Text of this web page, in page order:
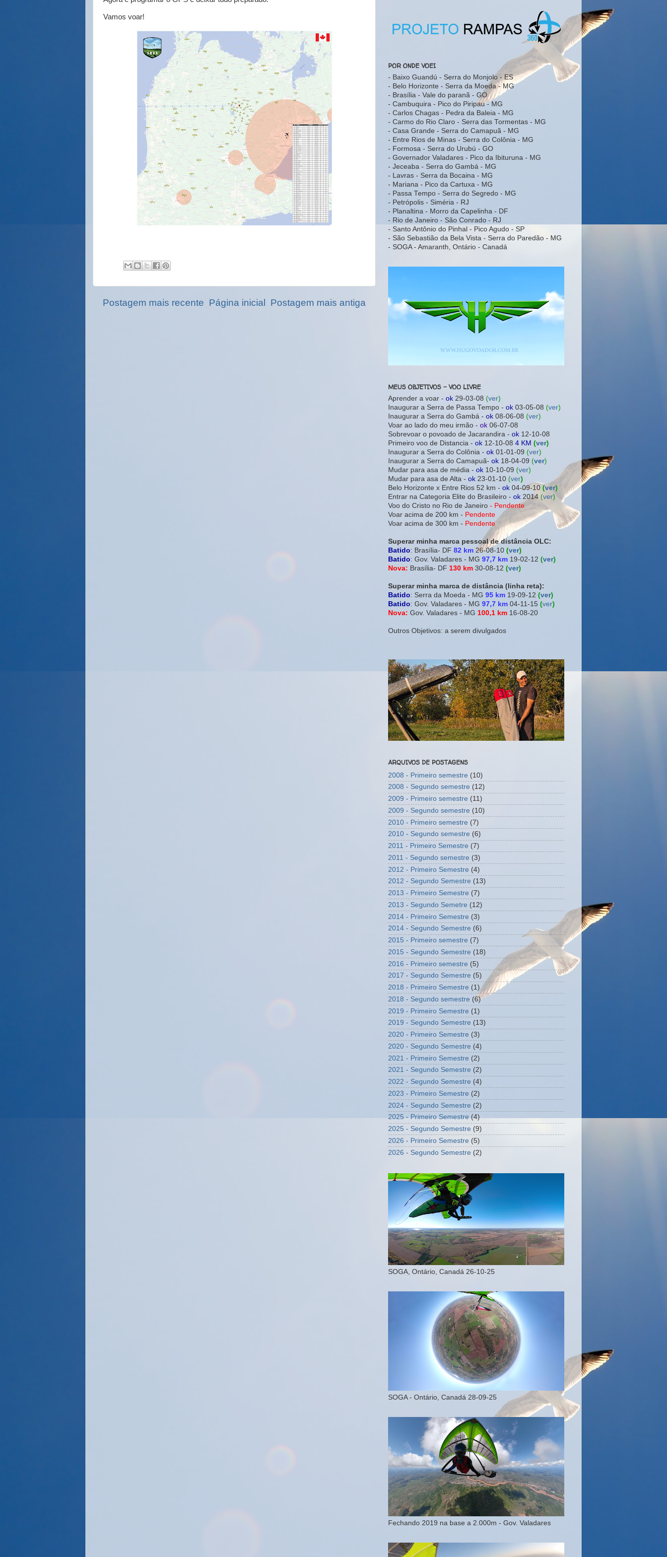
Vamos voar!
Postagem mais recente Postagem mais antiga
Página inicial
POR ONDE VOEI
- Baixo Guandú - Serra do Monjolo - ES
- Belo Horizonte - Serra da Moeda - MG
- Brasília - Vale do paranã - GO
- Cambuquira - Pico do Piripau - MG
- Carlos Chagas - Pedra da Baleia - MG
- Carmo do Rio Claro - Serra das Tormentas - MG
- Casa Grande - Serra do Camapuã - MG
- Entre Rios de Minas - Serra do Colônia - MG
- Formosa - Serra do Urubú - GO
- Governador Valadares - Pico da Ibituruna - MG
- Jeceaba - Serra do Gambá - MG
- Lavras - Serra da Bocaina - MG
- Mariana - Pico da Cartuxa - MG
- Passa Tempo - Serra do Segredo - MG
- Petrópolis - Siméria - RJ
- Planaltina - Morro da Capelinha - DF
- Rio de Janeiro - São Conrado - RJ
- Santo Antônio do Pinhal - Pico Agudo - SP
- São Sebastião da Bela Vista - Serra do Paredão - MG
- SOGA - Amaranth, Ontário - Canadá
MEUS OBJETIVOS - VOO LIVRE
Aprender a voar - ok 29-03-08 (ver)
Inaugurar a Serra de Passa Tempo - ok 03-05-08 (ver)
Inaugurar a Serra do Gambá - ok 08-06-08 (ver)
Voar ao lado do meu irmão - ok 06-07-08
Sobrevoar o povoado de Jacarandira - ok 12-10-08
Primeiro voo de Distancia - ok 12-10-08 4 KM (ver)
Inaugurar a Serra do Colônia - ok 01-01-09 (ver)
Inaugurar a Serra do Camapuã- ok 18-04-09 (ver)
Mudar para asa de média - ok 10-10-09 (ver)
Mudar para asa de Alta - ok 23-01-10 (ver)
Belo Horizonte x Entre Rios 52 km - ok 04-09-10 (ver)
Entrar na Categoria Elite do Brasileiro - ok 2014 (ver)
Voo do Cristo no Rio de Janeiro - Pendente
Voar acima de 200 km - Pendente
Voar acima de 300 km - Pendente
Superar minha marca pessoal de distância OLC:
Batido: Brasília- DF 82 km 26-08-10 (ver)
Batido: Gov. Valadares - MG 97,7 km 19-02-12 (ver)
Nova: Brasília- DF 130 km 30-08-12 (ver)
Superar minha marca de distância (linha reta):
Batido: Serra da Moeda - MG 95 km 19-09-12 (ver)
Batido: Gov. Valadares - MG 97,7 km 04-11-15 (ver)
Nova: Gov. Valadares - MG 100,1 km 16-08-20
Outros Objetivos: a serem divulgados
ARQUIVOS DE POSTAGENS
2008 - Primeiro semestre (10)
2008 - Segundo semestre (12)
2009 - Primeiro semestre (11)
2009 - Segundo semestre (10)
2010 - Primeiro semestre (7)
2010 - Segundo semestre (6)
2011 - Primeiro Semestre (7)
2011 - Segundo semestre (3)
2012 - Primeiro Semestre (4)
2012 - Segundo Semestre (13)
2013 - Primeiro Semestre (7)
2013 - Segundo Semetre (12)
2014 - Primeiro Semestre (3)
2014 - Segundo Semestre (6)
2015 - Primeiro semestre (7)
2015 - Segundo Semestre (18)
2016 - Primeiro semestre (5)
2017 - Segundo Semestre (5)
2018 - Primeiro Semestre (1)
2018 - Segundo semestre (6)
2019 - Primeiro Semestre (1)
2019 - Segundo Semestre (13)
2020 - Primeiro Semestre (3)
2020 - Segundo Semestre (4)
2021 - Primeiro Semestre (2)
2021 - Segundo Semestre (2)
2022 - Segundo Semestre (4)
2023 - Primeiro Semestre (2)
2024 - Segundo Semestre (2)
2025 - Primeiro Semestre (4)
2025 - Segundo Semestre (9)
2026 - Primeiro Semestre (5)
2026 - Segundo Semestre (2)
SOGA, Ontário, Canadá 26-10-25
SOGA - Ontário, Canadá 28-09-25
Fechando 2019 na base a 2.000m - Gov. Valadares